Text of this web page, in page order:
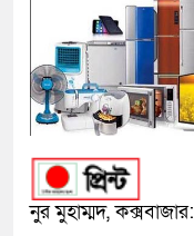
নুর মুহাম্মদ, কক্সবাজার: